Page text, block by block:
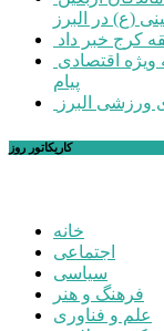
(ع) در البرز
کرج خبر داد
پیام
ورزشی البرز
کاریکاتور روز
خانه
اجتماعی
سیاسی
فرهنگ و هنر
علم و فناوری